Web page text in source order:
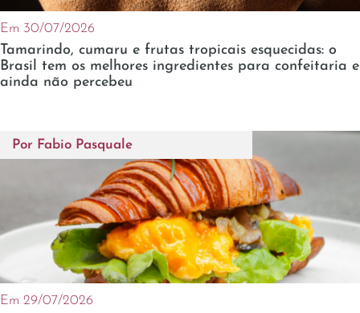
Em 30/07/2026
Tamarindo, cumaru e frutas tropicais esquecidas: o
Brasil tem os melhores ingredientes para confeitaria e
ainda não percebeu
Por Fabio Pasquale
Em 29/07/2026